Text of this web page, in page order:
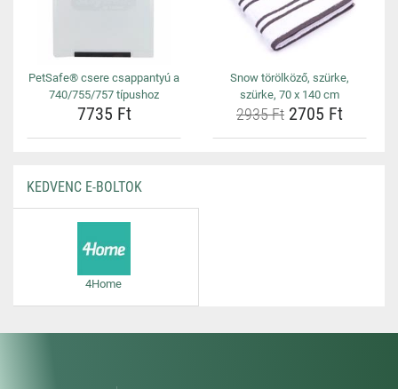
PetSafe® csere csappantyú a
740/755/757 típushoz
7735 Ft
Snow törölköző, szürke,
szürke, 70 x 140 cm
2935 Ft 2705 Ft
KEDVENC E-BOLTOK
4Home